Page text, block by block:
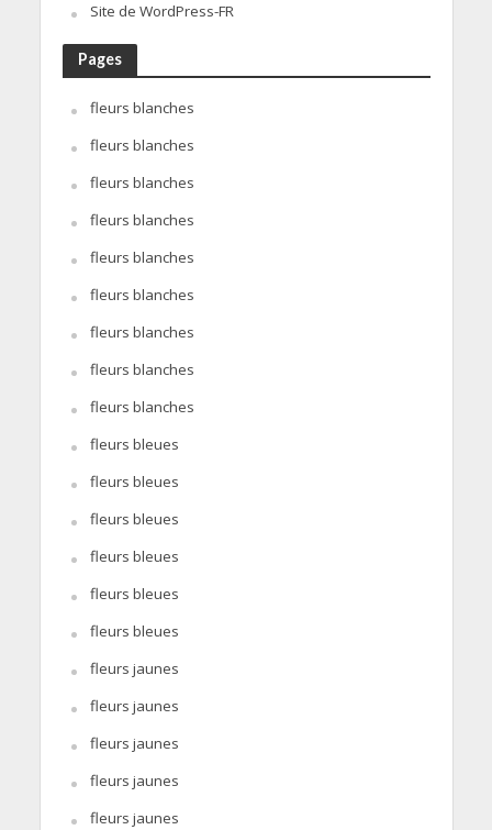
Site de WordPress-FR
Pages
fleurs blanches
fleurs blanches
fleurs blanches
fleurs blanches
fleurs blanches
fleurs blanches
fleurs blanches
fleurs blanches
fleurs blanches
fleurs bleues
fleurs bleues
fleurs bleues
fleurs bleues
fleurs bleues
fleurs bleues
fleurs jaunes
fleurs jaunes
fleurs jaunes
fleurs jaunes
fleurs jaunes